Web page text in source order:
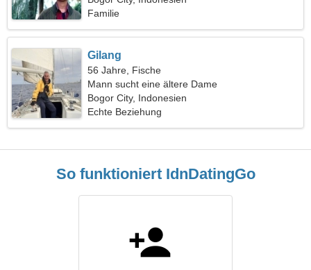
Familie
Gilang
56 Jahre, Fische
Mann sucht eine ältere Dame
Bogor City, Indonesien
Echte Beziehung
So funktioniert IdnDatingGo